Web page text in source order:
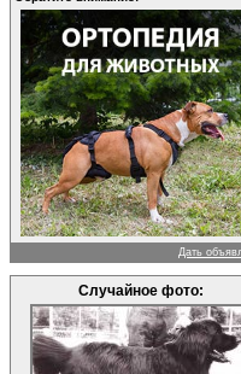
Дать
Случайное фото: